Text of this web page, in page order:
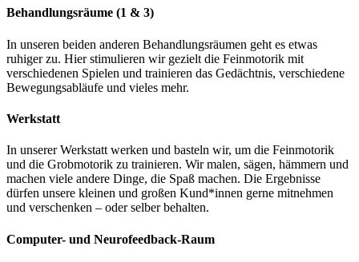
Behandlungsräume (1 & 3)
In unseren beiden anderen Behandlungsräumen geht es etwas
ruhiger zu. Hier stimulieren wir gezielt die Feinmotorik mit
verschiedenen Spielen und trainieren das Gedächtnis, verschiedene
Bewegungsabläufe und vieles mehr.
Werkstatt
In unserer Werkstatt werken und basteln wir, um die Feinmotorik
und die Grobmotorik zu trainieren. Wir malen, sägen, hämmern und
machen viele andere Dinge, die Spaß machen. Die Ergebnisse
dürfen unsere kleinen und großen Kund*innen gerne mitnehmen
und verschenken – oder selber behalten.
Computer- und Neurofeedback-Raum